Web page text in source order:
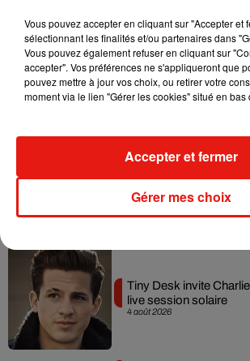
7 août 2026
Angèle et Amélie Lens
collaboration tant
5 août 2026
Benny Blanco invite
Becky G sur son
4 août 2026
Tiny Desk invite
live session solaire
Vous pouvez accepter en cliquant sur "Accepter et
sélectionnant les finalités et/ou partenaires dans
Vous pouvez également refuser en cliquant sur
accepter". Vos préférences ne s'appliqueront que
pouvez mettre à jour vos choix, ou retirer votre
moment via le lien "Gérer les cookies" situé en bas
Gérer mes choix
Accepter et fermer